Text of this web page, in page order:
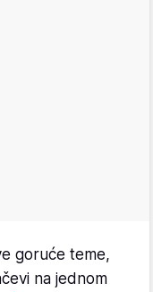
goruće teme,
na jednom